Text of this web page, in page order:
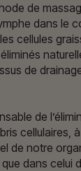
de
dans le
cellules
de
de
cellulaires,
de notre
dans celui